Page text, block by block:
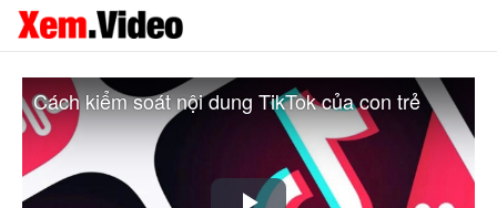
Cách kiểm soát nội dung TikTok của con trẻ